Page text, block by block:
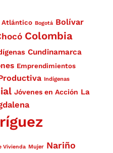
Atlántico Bogotá Bolívar
Colombia
Cundinamarca
Emprendimientos
Indígenas
Jóvenes en Acción La
Vivienda Mujer Nariño